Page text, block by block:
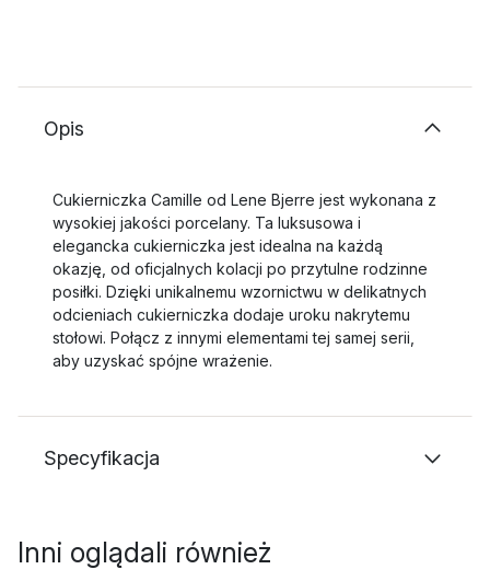
Opis
Cukierniczka Camille od Lene Bjerre jest wykonana z
wysokiej jakości porcelany. Ta luksusowa i
elegancka cukierniczka jest idealna na każdą
okazję, od oficjalnych kolacji po przytulne rodzinne
posiłki. Dzięki unikalnemu wzornictwu w delikatnych
odcieniach cukierniczka dodaje uroku nakrytemu
stołowi. Połącz z innymi elementami tej samej serii,
aby uzyskać spójne wrażenie.
Specyfikacja
Inni oglądali również